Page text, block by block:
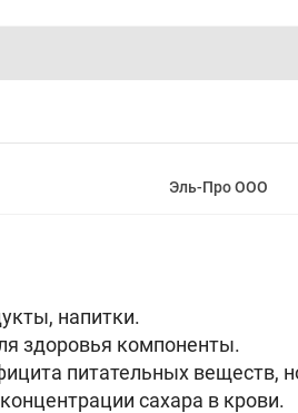
Эль-Про ООО
напитки.
здоровья компоненты.
питательных
сахара в крови.